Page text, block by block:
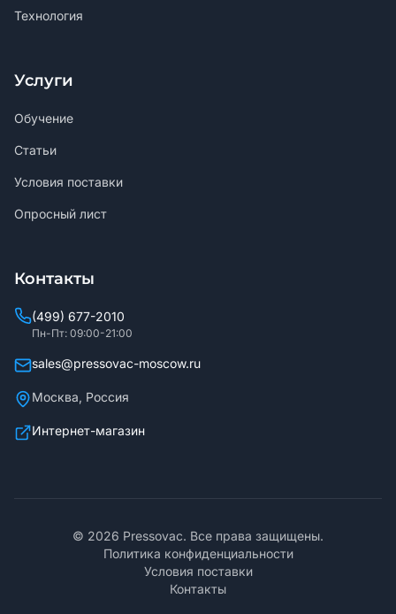
Технология
Услуги
Обучение
Статьи
Условия поставки
Опросный лист
Контакты
(499) 677-2010
Пн-Пт: 09:00-21:00
sales@pressovac-moscow.ru
Москва, Россия
Интернет-магазин
© 2026 Pressovac. Все права защищены.
Политика конфиденциальности
Условия поставки
Контакты